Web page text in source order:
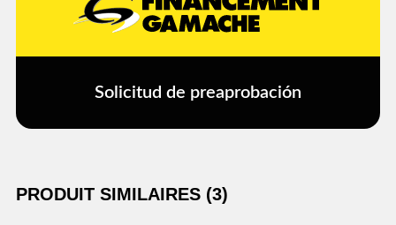
Solicitud de preaprobación
PRODUIT SIMILAIRES (3)